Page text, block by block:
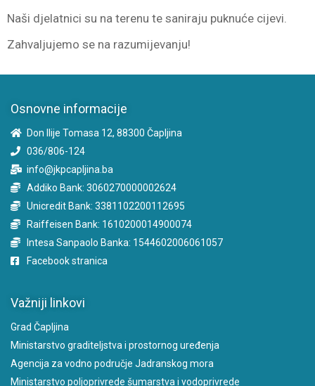
Naši djelatnici su na terenu te saniraju puknuće cijevi.
Zahvaljujemo se na razumijevanju!
Osnovne informacije
Don Ilije Tomasa 12, 88300 Čapljina
036/806-124
info@jkpcapljina.ba
Addiko Bank: 3060270000002624
Unicredit Bank: 3381102200112695
Raiffeisen Bank: 1610200014900074
Intesa Sanpaolo Banka: 1544602006061057
Facebook stranica
Važniji linkovi
Grad Čapljina
Ministarstvo graditeljstva i prostornog uređenja
Agencija za vodno područje Jadranskog mora
Ministarstvo poljoprivrede šumarstva i vodoprivrede